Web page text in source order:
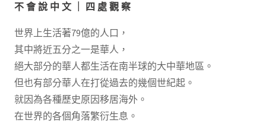
不會說中文｜四處觀察
世界上生活著79億的人口，
其中將近五分之一是華人，
絕大部分的華人都生活在南半球的大中華地區。
但也有部分華人在打從過去的幾個世紀起。
就因為各種歷史原因移居海外。
在世界的各個角落繁衍生息。